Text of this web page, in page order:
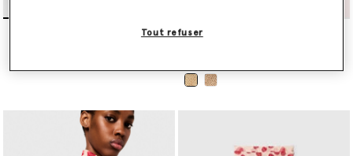
Robe longue en mesh avec
Grand cabas en raphia
Tout refuser